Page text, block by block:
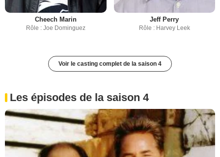
Cheech Marin
Rôle : Joe Dominguez
Jeff Perry
Rôle : Harvey Leek
Voir le casting complet de la saison 4
Les épisodes de la saison 4